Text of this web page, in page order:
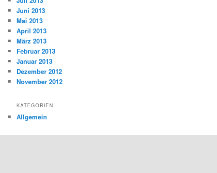
Juni 2013
Mai 2013
April 2013
März 2013
Februar 2013
Januar 2013
Dezember 2012
November 2012
KATEGORIEN
Allgemein